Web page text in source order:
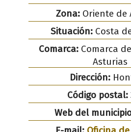
Zona:Oriente de
Situación:Costa
Comarca:Comarca
Asturias
Dirección:
Código postal:
Web del